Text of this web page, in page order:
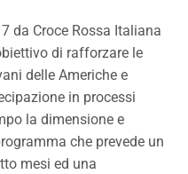
da Croce Rossa Italiana
di rafforzare le
delle Americhe e
in processi
la dimensione e
che prevede un
mesi ed una